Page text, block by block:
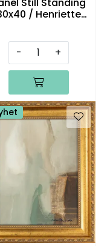
Still Standing
/ Henriette
-
+